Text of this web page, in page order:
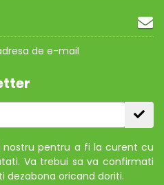
de e-mail
pentru a fi la curent cu
Va trebui sa va confirmati
dezabona oricand doriti.